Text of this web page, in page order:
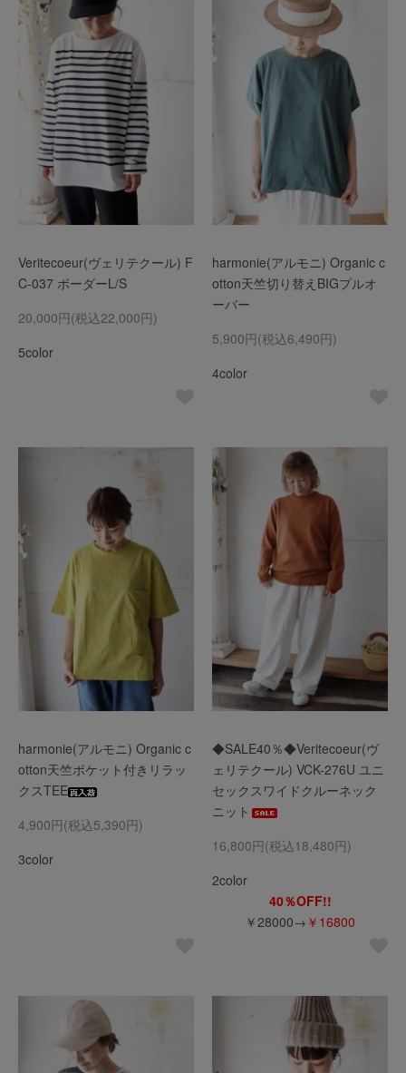
Veritecoeur(ヴェリテクール) F
C-037 ボーダーL/S
20,000円(税込22,000円)
5color
harmonie(アルモニ) Organic c
otton天竺切り替えBIGプルオ
ーバー
5,900円(税込6,490円)
4color
harmonie(アルモニ) Organic c
otton天竺ポケット付きリラッ
クスTEE
4,900円(税込5,390円)
3color
◆SALE40％◆Veritecoeur(ヴ
ェリテクール) VCK-276U ユニ
セックスワイドクルーネック
ニット
16,800円(税込18,480円)
2color
40％OFF!!
￥28000→ ￥16800